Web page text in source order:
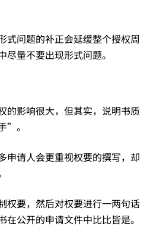
式问题的补正会延缓整个授权周
量不要出现形式问题。
的影响很大，但其实，说明书质
”。
申请人会更重视权要的撰写，却
权要，然后对权要进行一两句话
公开的申请文件中比比皆是。